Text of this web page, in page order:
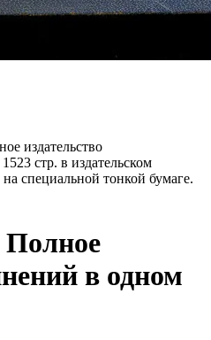
издательство
стр. в издательском
специальной тонкой бумаге.
Полное
в одном